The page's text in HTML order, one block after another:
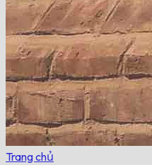
Trang chủ